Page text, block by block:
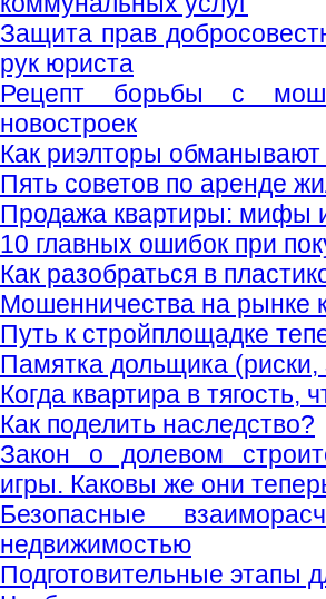
Защита прав
рук юриста
Рецепт борьбы с
новостроек
Как риэлторы обманывают
Пять советов по аренде
Продажа квартиры: мифы
10 главных ошибок при
Как разобраться в
Мошенничества на рынке
Путь к стройплощадке
Памятка дольщика (риски,
Когда квартира в тягость,
Как поделить наследство?
Закон о долевом
игры. Каковы же они
Безопасные
недвижимостью
Подготовительные этапы